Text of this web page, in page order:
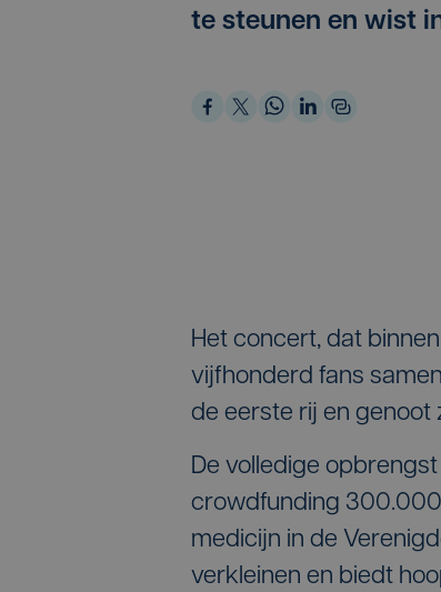
te steunen en wist
Het concert, dat
vijfhonderd fans
de eerste rij en genoot
De volledige
crowdfunding
medicijn in de
verkleinen en biedt